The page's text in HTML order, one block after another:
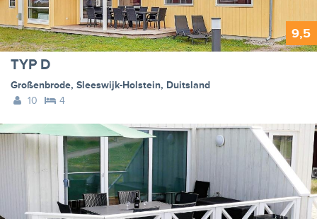
9,5
TYP D
Großenbrode, Sleeswijk-Holstein, Duitsland
10
4